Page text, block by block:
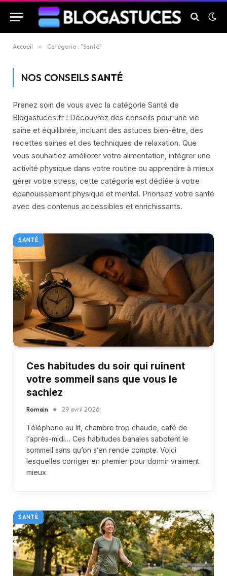
Accueil » Catégorie : "Santé"
NOS CONSEILSSANTÉ
Prenez soin de vous avec la catégorie Santé de
Blogastuces.fr ! Découvrez des conseils pour une vie
saine et équilibrée, incluant des astuces bien-être, des
recettes saines et des techniques de relaxation. Que
vous souhaitiez améliorer votre alimentation, intégrer une
activité physique dans votre routine ou apprendre à mieux
gérer votre stress, cette catégorie est dédiée à votre
épanouissement physique et mental. Priorisez votre santé
avec des contenus accessibles et enrichissants.
SANTÉ
Ces habitudes du soir qui ruinent
votre sommeil sans que vous le
sachiez
Romain 29 avril 2026
Téléphone au lit, chambre trop chaude, café de
l’après-midi… Ces habitudes banales sabotent le
sommeil sans qu’on s’en rende compte. Voici
lesquelles corriger en premier pour dormir vraiment
mieux.
SANTÉ